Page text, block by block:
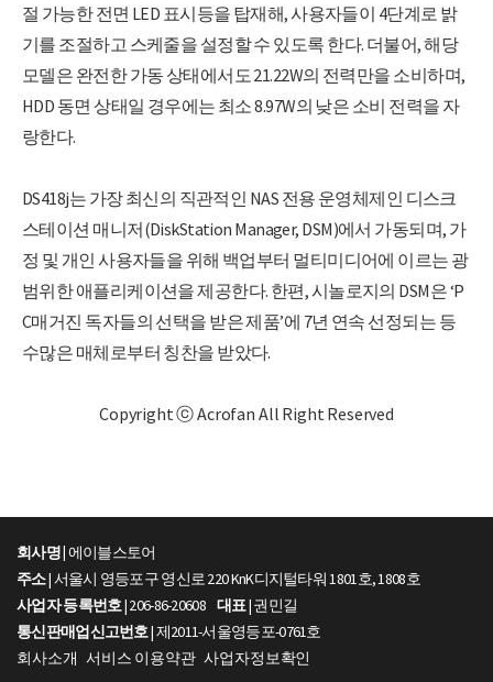
절 가능한 전면 LED 표시등을 탑재해, 사용자들이 4단계로 밝
기를 조절하고 스케줄을 설정할 수 있도록 한다. 더불어, 해당
모델은 완전한 가동 상태에서도 21.22W의 전력만을 소비하며,
HDD 동면 상태일 경우에는 최소 8.97W의 낮은 소비 전력을 자
랑한다.
DS418j는 가장 최신의 직관적인 NAS 전용 운영체제인 디스크
스테이션 매니저(DiskStation Manager, DSM)에서 가동되며, 가
정 및 개인 사용자들을 위해 백업부터 멀티미디어에 이르는 광
범위한 애플리케이션을 제공한다. 한편, 시놀로지의 DSM은 ‘P
C매거진 독자들의 선택을 받은 제품’에 7년 연속 선정되는 등
수많은 매체로부터 칭찬을 받았다.
Copyright ⓒ Acrofan All Right Reserved
회사명 |에이블스토어
주소| 서울시 영등포구 영신로 220 KnK디지털타워 1801호, 1808호
사업자 등록번호| 206-86-20608 대표| 권민길
통신판매업신고번호| 제2011-서울영등포-0761호
회사소개 서비스 이용약관 사업자정보확인